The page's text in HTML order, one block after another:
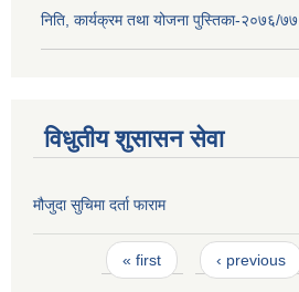
निति, कार्यक्रम तथा योजना पुस्तिका-२०७६/७७
विधुतीय शुसासन सेवा
मौजुदा सुचिमा दर्ता फाराम
Pages« first ‹ previous